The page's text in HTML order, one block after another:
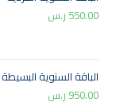
550.00 ر.س
الباقة السنوية البسيطة
950.00 ر.س